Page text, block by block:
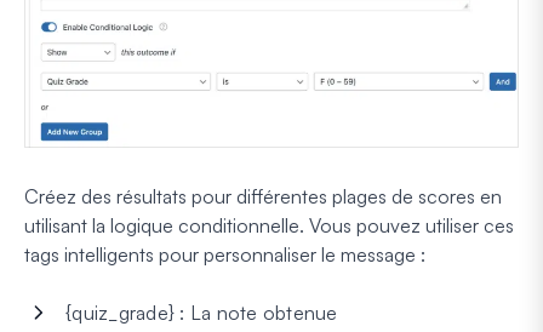
Créez des résultats pour différentes plages de scores en
utilisant la logique conditionnelle. Vous pouvez utiliser ces
tags intelligents pour personnaliser le message :
{quiz_grade} : La note obtenue